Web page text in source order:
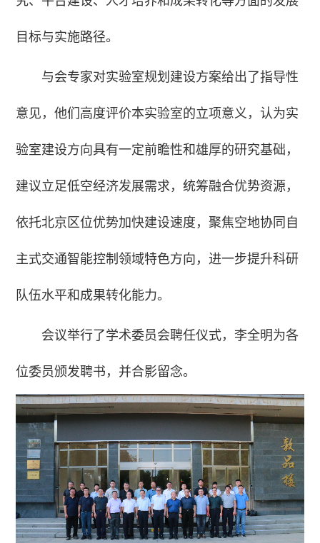
目标与实施路径。
与会专家对实验室规划建设方案给出了指导性
意见，他们高度评价本实验室的立项意义，认为实
验室建设方向具有一定前瞻性和雄厚的研究基础，
建议立足低空经济发展需求，统筹融合优势资源，
依托北京区位优势加快建设速度，聚焦空地协同自
主式交通智能控制领域特色方向，进一步提升科研
队伍水平和成果转化能力。
会议举行了学术委员会聘任仪式，李全明为各
位委员颁发聘书，并合影留念。